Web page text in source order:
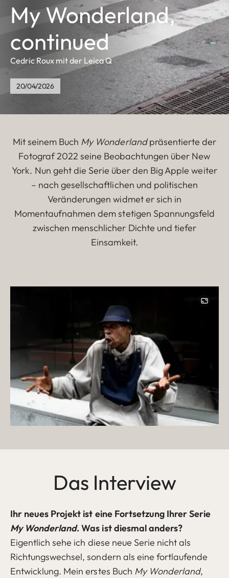
My Wonderland,
continued
Cedric Roux mit der Leica Q
20/04/2026
Mit seinem Buch My Wonderlandpräsentierte der
Fotograf 2022 seine Beobachtungen über New
York. Nun geht die Serie über den Big Apple weiter
– nach gesellschaftlichen und politischen
Veränderungen widmet er sich in
Momentaufnahmen dem stetigen Spannungsfeld
zwischen menschlicher Dichte und tiefer
Einsamkeit.
Das Interview
Ihr neues Projekt ist eine Fortsetzung Ihrer Serie
My Wonderland. Was ist diesmal anders?
Eigentlich sehe ich diese neue Serie nicht als
Richtungswechsel, sondern als eine fortlaufende
Entwicklung. Mein erstes Buch My Wonderland,